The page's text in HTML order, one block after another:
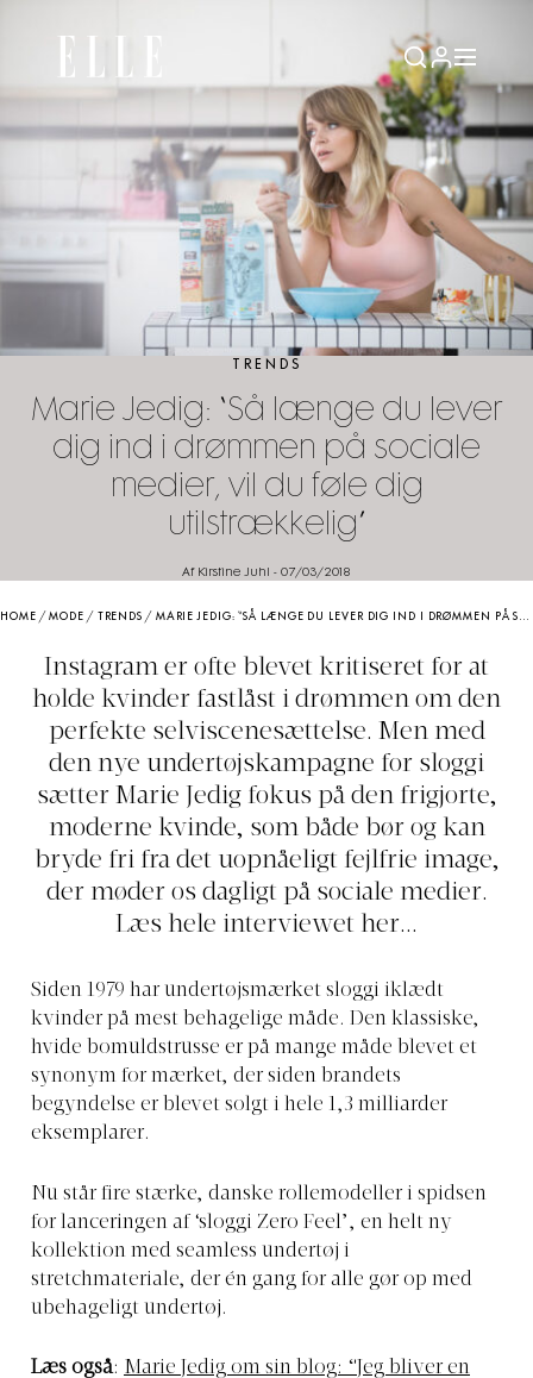
TRENDS
Marie Jedig: “Så længe du lever
dig ind i drømmen på sociale
medier, vil du føle dig
utilstrækkelig”
Af Kirstine Juhl - 07/03/2018
HOME /MODE / TRENDS / MARIE JEDIG: “SÅ LÆNGE DU LEVER DIG IND I DRØMMEN PÅ SOCIALE MEDIER, VIL DU FØLE DIG UTILSTRÆKKELIG”
Instagram er ofte blevet kritiseret for at
holde kvinder fastlåst i drømmen om den
perfekte selviscenesættelse. Men med
den nye undertøjskampagne for sloggi
sætter Marie Jedig fokus på den frigjorte,
moderne kvinde, som både bør og kan
bryde fri fra det uopnåeligt fejlfrie image,
der møder os dagligt på sociale medier.
Læs hele interviewet her...
Siden 1979 har undertøjsmærket sloggi iklædt
kvinder på mest behagelige måde. Den klassiske,
hvide bomuldstrusse er på mange måde blevet et
synonym for mærket, der siden brandets
begyndelse er blevet solgt i hele 1,3 milliarder
eksemplarer.
Nu står fire stærke, danske rollemodeller i spidsen
for lanceringen af ‘sloggi Zero Feel’, en helt ny
kollektion med seamless undertøj i
stretchmateriale, der én gang for alle gør op med
ubehageligt undertøj.
Læs også: Marie Jedig om sin blog: “Jeg bliver en